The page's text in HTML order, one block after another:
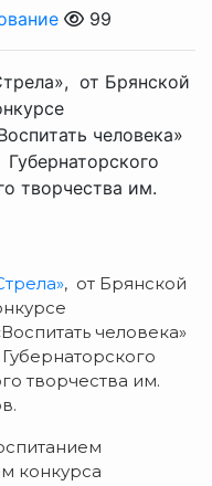
99
от Брянской
человека»
творчества им.
, от Брянской
человека»
творчества им.
конкурса